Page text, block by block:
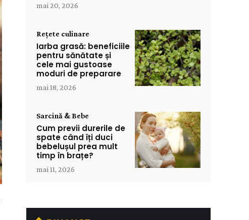
mai 20, 2026
Rețete culinare
Iarba grasă: beneficiile
pentru sănătate și
cele mai gustoase
moduri de preparare
mai 18, 2026
Sarcină & Bebe
Cum previi durerile de
spate când îți duci
bebelușul prea mult
timp în brațe?
mai 11, 2026